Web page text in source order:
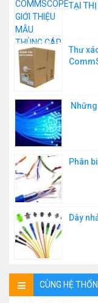
TẠI
Thư
Phân
Dây
CÙNG HỆ